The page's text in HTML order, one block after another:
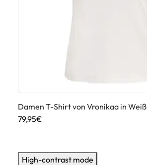
Damen T-Shirt von Vronikaa in Weiß
79,95€
High-contrast mode